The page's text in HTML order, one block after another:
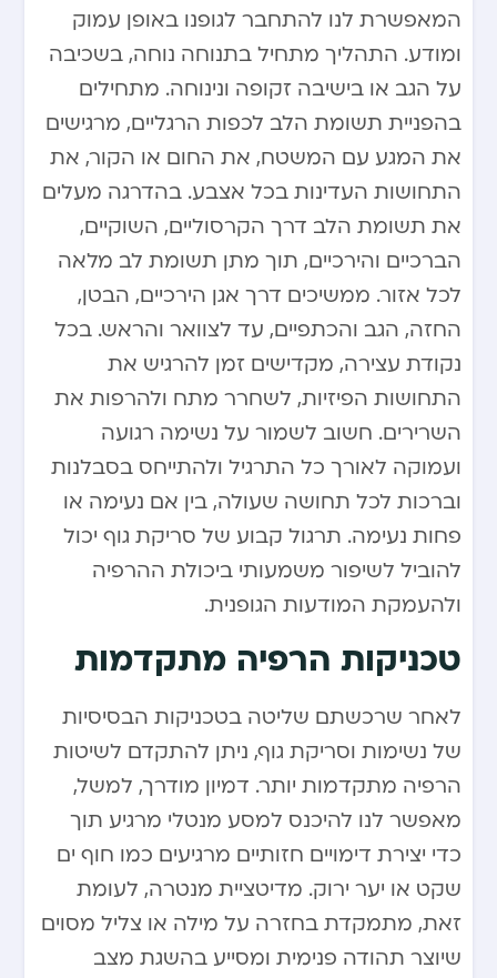
המאפשרת לנו להתחבר לגופנו באופן עמוק
ומודע. התהליך מתחיל בתנוחה נוחה, בשכיבה
על הגב או בישיבה זקופה ונינוחה. מתחילים
בהפניית תשומת הלב לכפות הרגליים, מרגישים
את המגע עם המשטח, את החום או הקור, את
התחושות העדינות בכל אצבע. בהדרגה מעלים
את תשומת הלב דרך הקרסוליים, השוקיים,
הברכיים והירכיים, תוך מתן תשומת לב מלאה
לכל אזור. ממשיכים דרך אגן הירכיים, הבטן,
החזה, הגב והכתפיים, עד לצוואר והראש. בכל
נקודת עצירה, מקדישים זמן להרגיש את
התחושות הפיזיות, לשחרר מתח ולהרפות את
השרירים. חשוב לשמור על נשימה רגועה
ועמוקה לאורך כל התרגיל ולהתייחס בסבלנות
וברכות לכל תחושה שעולה, בין אם נעימה או
פחות נעימה. תרגול קבוע של סריקת גוף יכול
להוביל לשיפור משמעותי ביכולת ההרפיה
ולהעמקת המודעות הגופנית.
טכניקות הרפיה מתקדמות
לאחר שרכשתם שליטה בטכניקות הבסיסיות
של נשימות וסריקת גוף, ניתן להתקדם לשיטות
הרפיה מתקדמות יותר. דמיון מודרך, למשל,
מאפשר לנו להיכנס למסע מנטלי מרגיע תוך
כדי יצירת דימויים חזותיים מרגיעים כמו חוף ים
שקט או יער ירוק. מדיטציית מנטרה, לעומת
זאת, מתמקדת בחזרה על מילה או צליל מסוים
שיוצר תהודה פנימית ומסייע בהשגת מצב